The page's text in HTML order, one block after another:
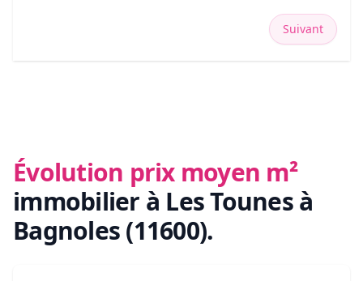
Suivant
Évolution prix moyen m²
immobilier à Les Tounes à
Bagnoles (11600).